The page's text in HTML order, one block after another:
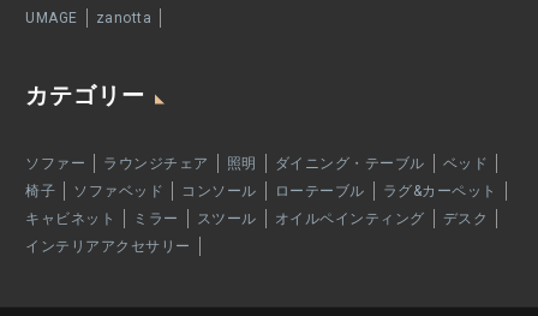
UMAGE
zanotta
カテゴリー
ソファー ラウンジチェア 照明 ダイニング・テーブル
ベッド
椅子
ソファベッド コンソール ローテーブル
ラグ&カーペット
キャビネット
ミラー スツール オイルペインティング
デスク
インテリアアクセサリー